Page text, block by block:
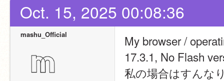
Oct. 15, 2025 00:08:36
mashu_Official
My browser /
17.3.1, No Flash
私の場合はすんな